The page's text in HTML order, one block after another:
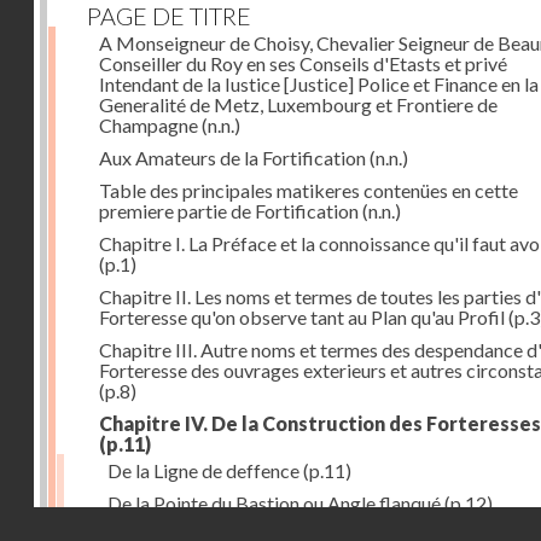
PAGE DE TITRE
A Monseigneur de Choisy, Chevalier Seigneur de
Conseiller du Roy en ses Conseils d'Etasts et privé
Intendant de la Iustice [Justice] Police et Finance en la
Generalité de Metz, Luxembourg et Frontiere de
Champagne(n.n.)
Aux Amateurs de la Fortification(n.n.)
Table des principales matikeres contenües en cette
premiere partie de Fortification(n.n.)
Chapitre I. La Préface et la connoissance qu'il faut
(p.1)
Chapitre II. Les noms et termes de toutes les parties
Forteresse qu'on observe tant au Plan qu'au Profil
Chapitre III. Autre noms et termes des despendance
Forteresse des ouvrages exterieurs et autres
(p.8)
Chapitre IV. De la Construction des Forteresses
(p.11)
De la Ligne de deffence(p.11)
De la Pointe du Bastion ou Angle flanqué(p.12)